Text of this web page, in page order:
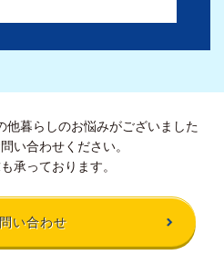
他暮らしのお悩みがございました
い合わせください。
承っております。
い合わせ